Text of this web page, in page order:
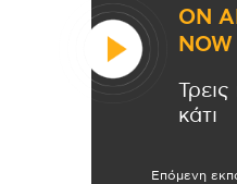
ON
NOW
Τρεις
κάτι
Επόμενη